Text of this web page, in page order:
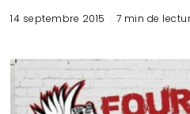
14 septembre 2015 7 min de